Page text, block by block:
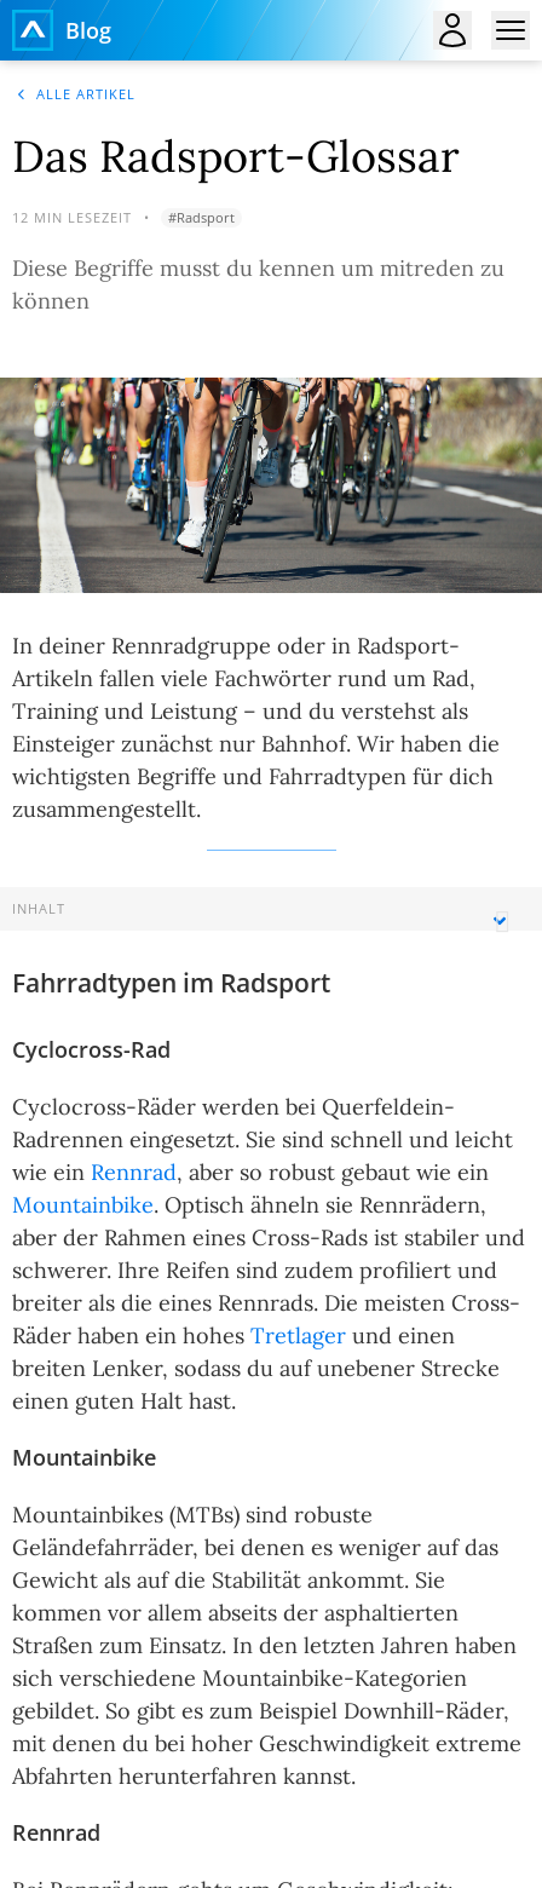
Blog
ALLE ARTIKEL
Das Radsport-Glossar
12 MIN LESEZEIT • #Radsport
Diese Begriffe musst du kennen um mitreden zu
können
In deiner Rennradgruppe oder in Radsport-
Artikeln fallen viele Fachwörter rund um Rad,
Training und Leistung – und du verstehst als
Einsteiger zunächst nur Bahnhof. Wir haben die
wichtigsten Begriffe und Fahrradtypen für dich
zusammengestellt.
INHALT
Fahrradtypen im Radsport
Cyclocross-Rad
Cyclocross-Räder werden bei Querfeldein-
Radrennen eingesetzt. Sie sind schnell und leicht
wie ein Rennrad, aber so robust gebaut wie ein
Mountainbike. Optisch ähneln sie Rennrädern,
aber der Rahmen eines Cross-Rads ist stabiler und
schwerer. Ihre Reifen sind zudem profiliert und
breiter als die eines Rennrads. Die meisten Cross-
Räder haben ein hohes Tretlager und einen
breiten Lenker, sodass du auf unebener Strecke
einen guten Halt hast.
Mountainbike
Mountainbikes (MTBs) sind robuste
Geländefahrräder, bei denen es weniger auf das
Gewicht als auf die Stabilität ankommt. Sie
kommen vor allem abseits der asphaltierten
Straßen zum Einsatz. In den letzten Jahren haben
sich verschiedene Mountainbike-Kategorien
gebildet. So gibt es zum Beispiel Downhill-Räder,
mit denen du bei hoher Geschwindigkeit extreme
Abfahrten herunterfahren kannst.
Rennrad